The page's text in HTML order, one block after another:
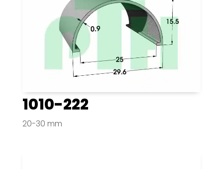
1010-222
20-30 mm